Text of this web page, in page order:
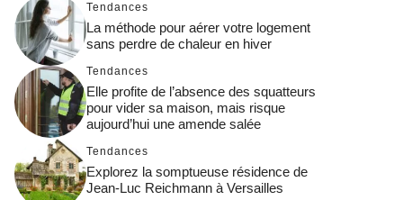
Tendances
La méthode pour aérer votre logement
sans perdre de chaleur en hiver
Tendances
Elle profite de l’absence des squatteurs
pour vider sa maison, mais risque
aujourd’hui une amende salée
Tendances
Explorez la somptueuse résidence de
Jean-Luc Reichmann à Versailles